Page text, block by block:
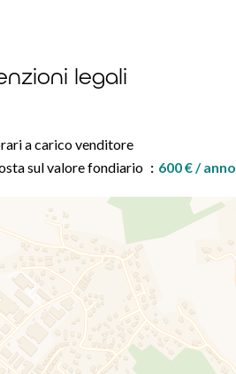
legali
a carico venditore
sul valore fondiario
600 € / anno